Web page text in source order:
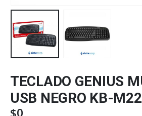
TECLADO GENIUS
USB NEGRO KB-
$0